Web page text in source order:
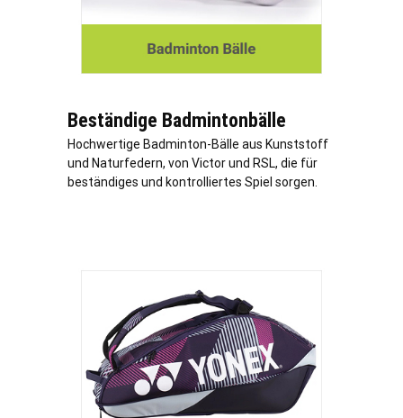
Beständige Badmintonbälle
Hochwertige Badminton-Bälle aus Kunststoff
und Naturfedern, von Victor und RSL, die für
beständiges und kontrolliertes Spiel sorgen.